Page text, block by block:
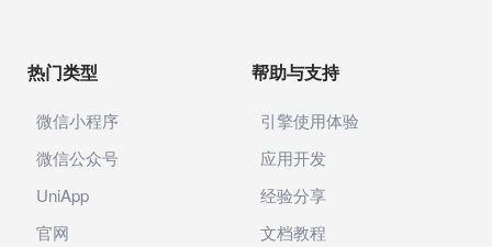
热门类型
微信小程序
微信公众号
UniApp
官网
帮助与支持
引擎使用体验
应用开发
经验分享
文档教程